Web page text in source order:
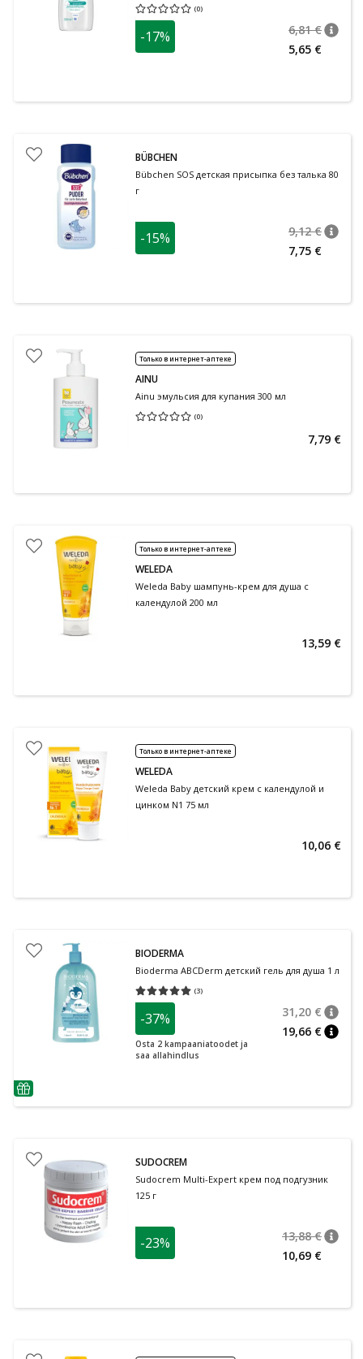
(0)
Средняя оценка 0.00
-17% 6,81 €
5,65 €
BÜBCHEN
Bübchen SOS детская присыпка без талька 80
г
-15% 9,12 €
7,75 €
Только в интернет-аптеке
AINU
Ainu эмульсия для купания 300 мл
(0)
Средняя оценка 0.00
7,79 €
Только в интернет-аптеке
WELEDA
Weleda Baby шампунь-крем для душа с
календулой 200 мл
13,59 €
Только в интернет-аптеке
WELEDA
Weleda Baby детский крем с календулой и
цинком N1 75 мл
10,06 €
nõuanne
BIODERMA
Bioderma ABCDerm детский гель для душа 1 л
(3)
Средняя оценка 5.00
-37%
Osta 2 kampaaniatoodet ja
saa allahindlus
31,20 €
19,66 €
SUDOCREM
Sudocrem Multi-Expert крем под подгузник
125 г
-23% 13,88 €
10,69 €